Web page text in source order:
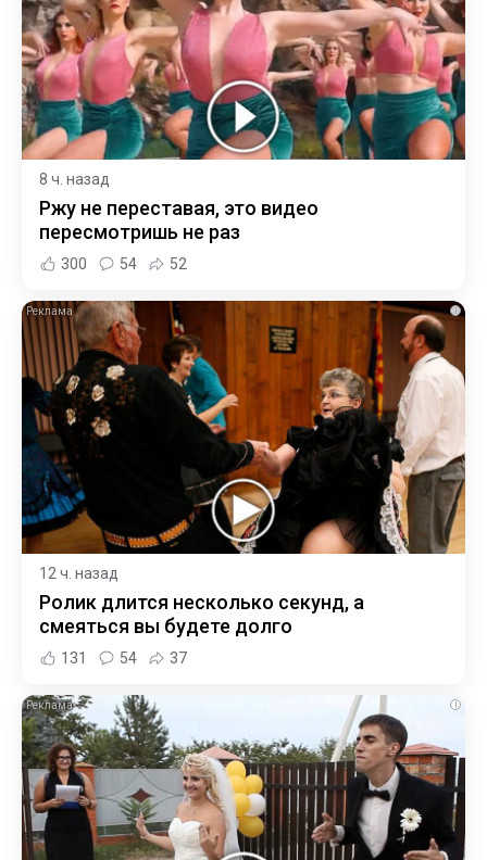
8 ч. назад
Ржу не переставая, это видео
пересмотришь не раз
300 54 52
i
12 ч. назад
Ролик длится несколько секунд, а
смеяться вы будете долго
131 54 37
i